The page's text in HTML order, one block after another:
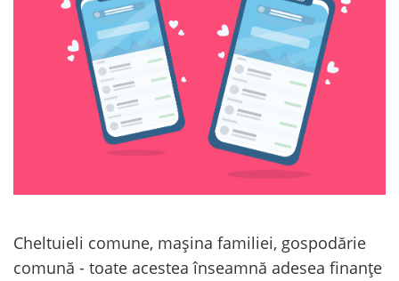
Cheltuieli comune, mașina familiei, gospodărie
comună - toate acestea înseamnă adesea finanțe